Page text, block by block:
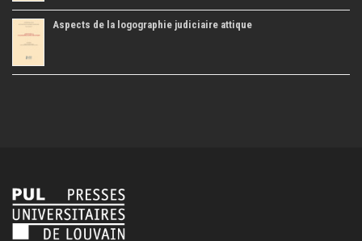
Aspects de la logographie judiciaire attique